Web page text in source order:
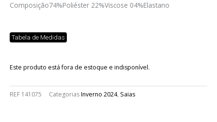
Composição74%Poliéster 22%Viscose 04%Elastano
Tabela de Medidas
Este produto está fora de estoque e indisponível.
REF 141075 CategoriasInverno 2024, Saias